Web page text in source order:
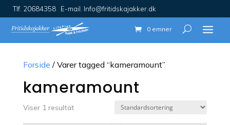
Tlf. 20684358 E-mail. Info@fritidskajakker.dk
0 emner
Forside / Varer tagged “kameramount”
kameramount
Viser 1 resultat